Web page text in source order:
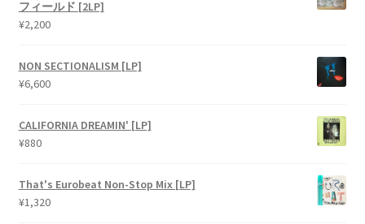
フィールド [2LP]
¥2,200
NON SECTIONALISM [LP]
¥6,600
CALIFORNIA DREAMIN' [LP]
¥880
That's Eurobeat Non-Stop Mix [LP]
¥1,320